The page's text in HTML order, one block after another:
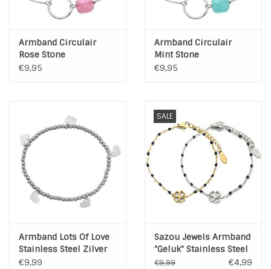
Armband Circulair
Rose Stone
€9,95
Armband Circulair
Mint Stone
€9,95
Armband Lots Of Love
Stainless Steel Zilver
€9,99
SALE
Sazou Jewels Armband
"Geluk" Stainless Steel
Goud of Zilver
€9,99 €4,99